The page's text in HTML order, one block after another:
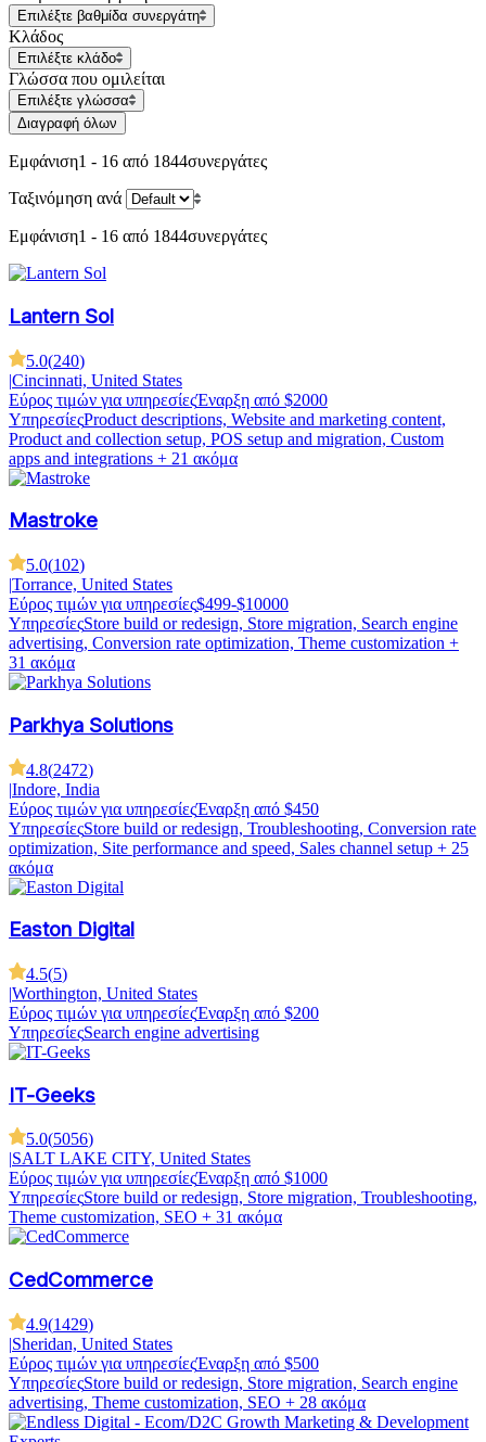
Επιλέξτε βαθμίδα συνεργάτη
Κλάδος
Επιλέξτε κλάδο
Γλώσσα που ομιλείται
Επιλέξτε γλώσσα
Διαγραφή όλων
Εμφάνιση1 - 16 από 1844συνεργάτες
Ταξινόμηση ανά
Εμφάνιση1 - 16 από 1844συνεργάτες
Lantern Sol
5.0(240)
|Cincinnati, United States
Εύρος τιμών για υπηρεσίεςΈναρξη από $2000
ΥπηρεσίεςProduct descriptions, Website and marketing content,
Product and collection setup, POS setup and migration, Custom
apps and integrations + 21 ακόμα
Mastroke
5.0(102)
|Torrance, United States
Εύρος τιμών για υπηρεσίες$499-$10000
ΥπηρεσίεςStore build or redesign, Store migration, Search engine
advertising, Conversion rate optimization, Theme customization +
31 ακόμα
Parkhya Solutions
4.8(2472)
|Indore, India
Εύρος τιμών για υπηρεσίεςΈναρξη από $450
ΥπηρεσίεςStore build or redesign, Troubleshooting, Conversion rate
optimization, Site performance and speed, Sales channel setup + 25
ακόμα
Easton Digital
4.5(5)
|Worthington, United States
Εύρος τιμών για υπηρεσίεςΈναρξη από $200
ΥπηρεσίεςSearch engine advertising
IT-Geeks
5.0(5056)
SALT LAKE CITY, United States
Εύρος τιμών για υπηρεσίεςΈναρξη από $1000
ΥπηρεσίεςStore build or redesign, Store migration, Troubleshooting,
Theme customization, SEO + 31 ακόμα
CedCommerce
4.9(1429)
|Sheridan, United States
Εύρος τιμών για υπηρεσίεςΈναρξη από $500
ΥπηρεσίεςStore build or redesign, Store migration, Search engine
advertising, Theme customization, SEO + 28 ακόμα